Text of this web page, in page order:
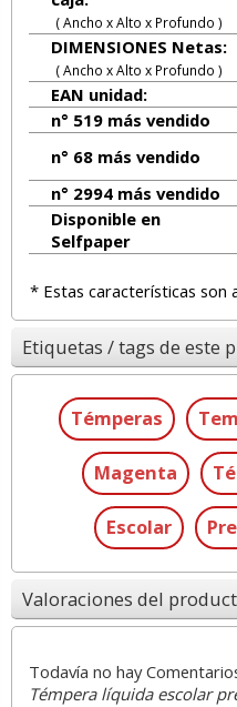
( Ancho x Alto x Profundo )
DIMENSIONES Netas:
( Ancho x Alto x Profundo )
EAN unidad:
n° 519 más vendido
n° 68 más vendido
n° 2994 más vendido
Disponible en
Selfpaper
* Estas características son
Etiquetas / tags de este
Témperas
Magenta
Escolar
Valoraciones del
Todavía no hay
Témpera líquida escolar